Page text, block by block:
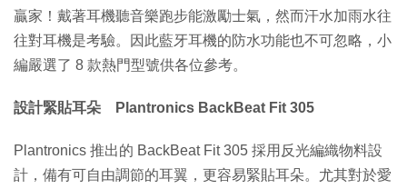
贏家！戴著耳機聽音樂跑步能激勵士氣，然而汗水加雨水往
往對耳機是考驗。因此藍牙耳機的防水功能也不可忽略，小
編嚴選了 8 款熱門型號供各位參考。
設計緊貼耳朵 Plantronics BackBeat Fit 305
Plantronics 推出的 BackBeat Fit 305 採用反光編織物料設
計，備有可自由調節的耳翼，更容易緊貼耳朵。尤其對於愛